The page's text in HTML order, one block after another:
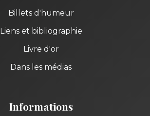
Billets d'humeur
Liens et bibliographie
Livre d'or
Dans les médias
Informations